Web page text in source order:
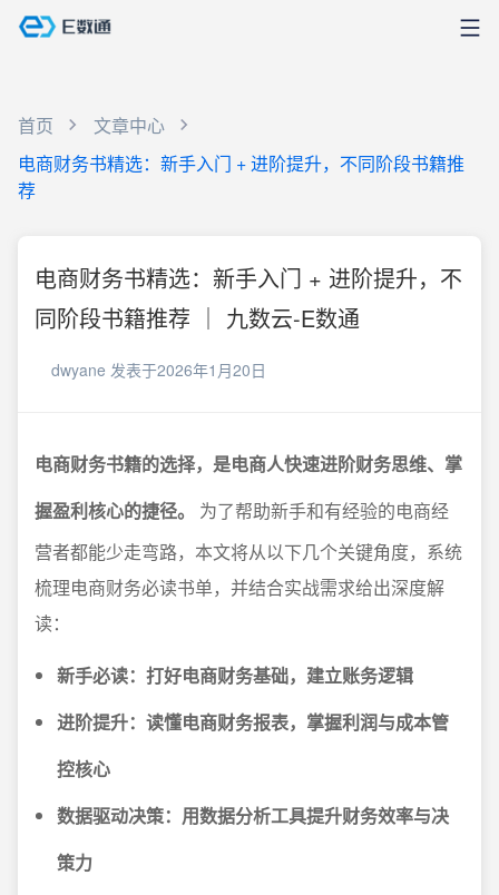
首页
文章中心
电商财务书精选：新手入门 + 进阶提升，不同阶段书籍推
荐
电商财务书精选：新手入门 + 进阶提升，不
同阶段书籍推荐 ｜ 九数云-E数通
dwyane 发表于2026年1月20日
电商财务书籍的选择，是电商人快速进阶财务思维、掌
握盈利核心的捷径。
为了帮助新手和有经验的电商经
营者都能少走弯路，本文将从以下几个关键角度，系统
梳理电商财务必读书单，并结合实战需求给出深度解
读：
新手必读：打好电商财务基础，建立账务逻辑
进阶提升：读懂电商财务报表，掌握利润与成本管
控核心
数据驱动决策：用数据分析工具提升财务效率与决
策力